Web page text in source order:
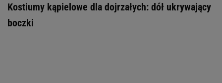
Kostiumy kąpielowe dla dojrzałych: dół ukrywający
boczki